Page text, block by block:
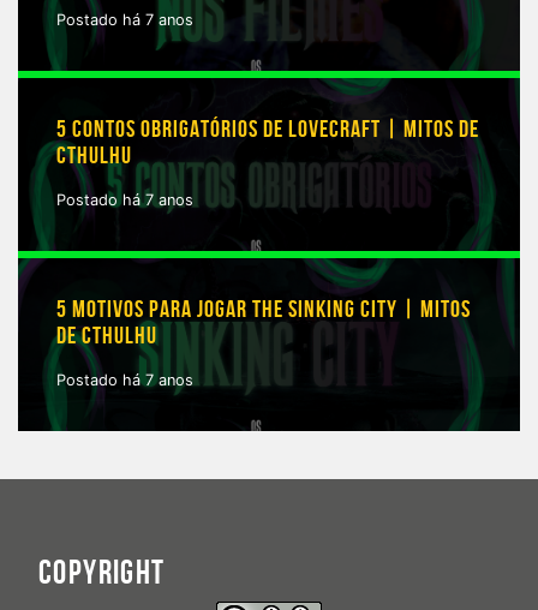
Postado há 7 anos
5 CONTOS OBRIGATÓRIOS DE LOVECRAFT | MITOS DE
CTHULHU
Postado há 7 anos
5 MOTIVOS PARA JOGAR THE SINKING CITY | MITOS
DE CTHULHU
Postado há 7 anos
COPYRIGHT